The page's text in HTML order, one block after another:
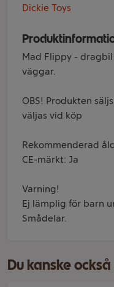
Dickie Toys
Mad Flippy -
väggar.
OBS! Produkten
väljas vid köp
Rekommenderad
CE-märkt: Ja
Varning!
Ej lämplig för barn
Smådelar.
Du kanske